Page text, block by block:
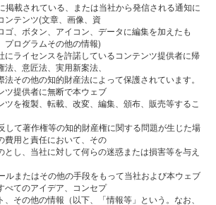
掲載されている、または当社から発信される通知に
ンテンツ(⽂章、画像、資
ゴ、ボタン、アイコン、データに編集を加えたも
プログラムその他の情報)
にライセンスを許諾しているコンテンツ提供者に帰
、意匠法、実⽤新案法、
法その他の知的財産法によって保護されています。
ツ提供者に無断で本ウェブ
ツを複製、転載、改変、編集、頒布、販売等するこ
して著作権等の知的財産権に関する問題が⽣じた場
費⽤と責任において、その
とし、当社に対して何らの迷惑または損害等を与え
ルまたはその他の⼿段をもって当社および本ウェブ
べてのアイデア、コンセプ
、その他の情報（以下、「情報等」という。なお、